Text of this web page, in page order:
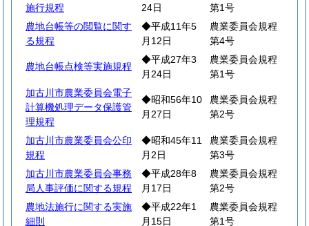
施行規程
24日
第1号
農地台帳等の閲覧に関す
る規程
◆平成11年5
月12日
農業委員会規程
第4号
農地台帳点検等実施規程
◆平成27年3
月24日
農業委員会規程
第1号
加古川市農業委員会電子
計算機処理データ保護管
理規程
◆昭和56年10
月27日
農業委員会規程
第2号
加古川市農業委員会公印
規程
◆昭和45年11
月2日
農業委員会規程
第3号
加古川市農業委員会事務
局人事評価に関する規程
◆平成28年8
月17日
農業委員会規程
第2号
農地法施行に関する実施
細則
◆平成22年1
月15日
農業委員会規程
第1号